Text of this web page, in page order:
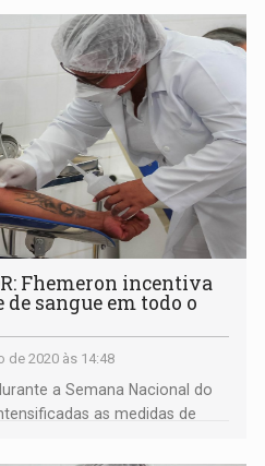
Fhemeron incentiva
de sangue em todo o
de 2020 às 14:48
a Semana Nacional do
as medidas de